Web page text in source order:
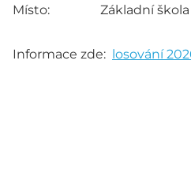
Místo: Základní škola
Informace zde: losování